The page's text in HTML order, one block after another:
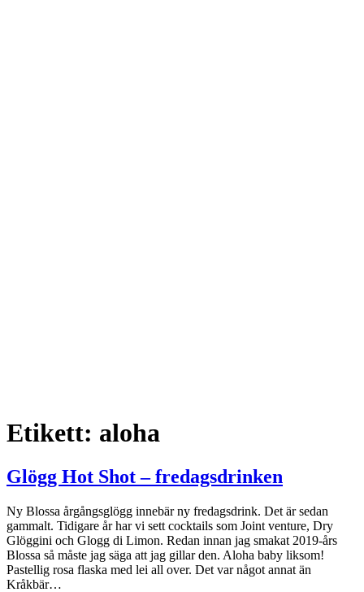
Etikett: aloha
Glögg Hot Shot – fredagsdrinken
Ny Blossa årgångsglögg innebär ny fredagsdrink. Det är sedan
gammalt. Tidigare år har vi sett cocktails som Joint venture, Dry
Glöggini och Glogg di Limon. Redan innan jag smakat 2019-års
Blossa så måste jag säga att jag gillar den. Aloha baby liksom!
Pastellig rosa flaska med lei all over. Det var något annat än
Kråkbär…